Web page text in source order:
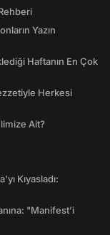
Yazın
Haftanın En Çok
Herkesi
Ait?
Kıyasladı:
"Manifest’i